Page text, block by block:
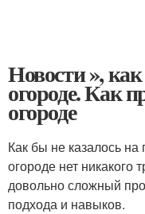
Новости »,
огороде. Как
огороде
Как бы не казалось на
огороде нет никакого
довольно сложный
подхода и навыков.